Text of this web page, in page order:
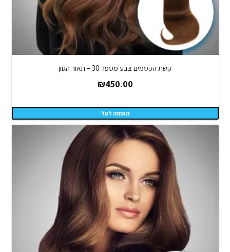
קשת הקסמים צבע מספר 30 – תאור הגוון
₪450.00
הוספה לסל